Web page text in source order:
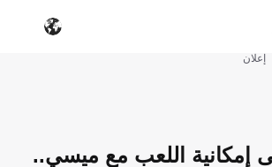
إعلان
إمكانية اللعب مع ميسي..